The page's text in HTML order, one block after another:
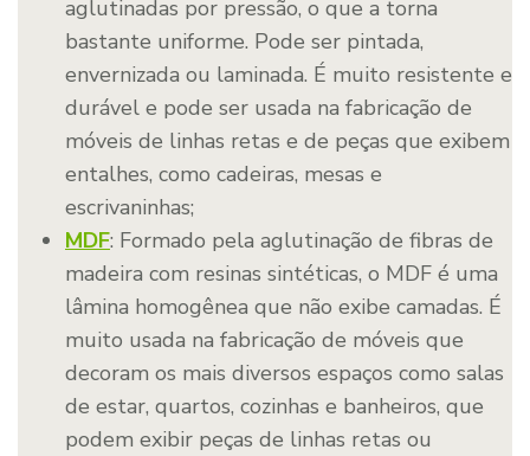
aglutinadas por pressão, o que a torna
bastante uniforme. Pode ser pintada,
envernizada ou laminada. É muito resistente e
durável e pode ser usada na fabricação de
móveis de linhas retas e de peças que exibem
entalhes, como cadeiras, mesas e
escrivaninhas;
MDF: Formado pela aglutinação de fibras de
madeira com resinas sintéticas, o MDF é uma
lâmina homogênea que não exibe camadas. É
muito usada na fabricação de móveis que
decoram os mais diversos espaços como salas
de estar, quartos, cozinhas e banheiros, que
podem exibir peças de linhas retas ou